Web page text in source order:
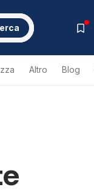
Altro Blog